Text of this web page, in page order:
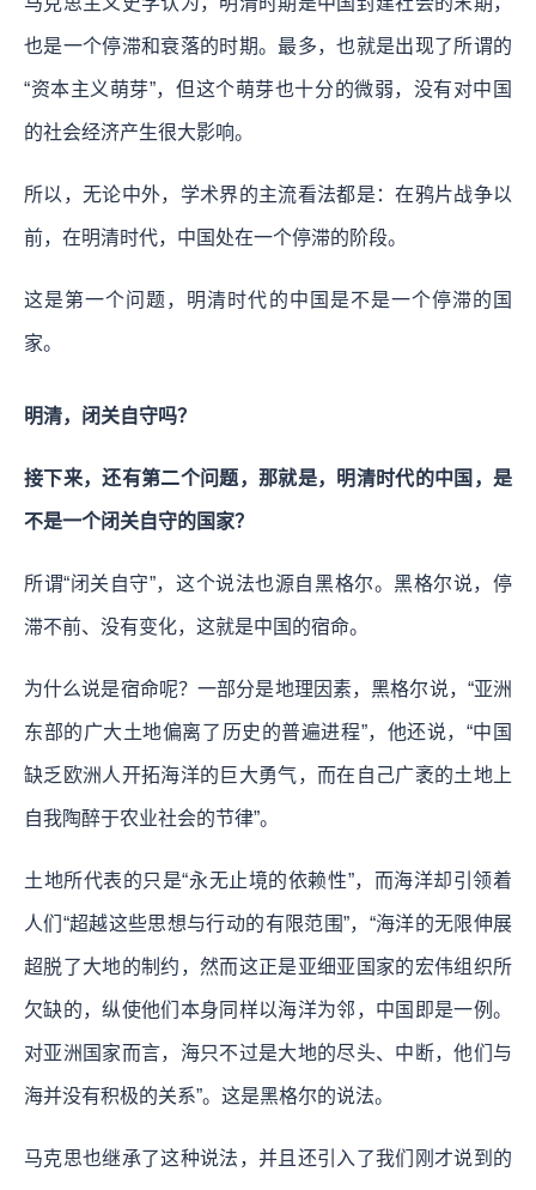
也是一个停滞和衰落的时期。最多，也就是出现了所谓的
“资本主义萌芽”，但这个萌芽也十分的微弱，没有对中国
的社会经济产生很大影响。
所以，无论中外，学术界的主流看法都是：在鸦片战争以
前，在明清时代，中国处在一个停滞的阶段。
这是第一个问题，明清时代的中国是不是一个停滞的国
家。
明清，闭关自守吗？
接下来，还有第二个问题，那就是，明清时代的中国，是
不是一个闭关自守的国家？
所谓“闭关自守”，这个说法也源自黑格尔。黑格尔说，停
滞不前、没有变化，这就是中国的宿命。
为什么说是宿命呢？一部分是地理因素，黑格尔说，“亚洲
东部的广大土地偏离了历史的普遍进程”，他还说，“中国
缺乏欧洲人开拓海洋的巨大勇气，而在自己广袤的土地上
自我陶醉于农业社会的节律”。
土地所代表的只是“永无止境的依赖性”，而海洋却引领着
人们“超越这些思想与行动的有限范围”，“海洋的无限伸展
超脱了大地的制约，然而这正是亚细亚国家的宏伟组织所
欠缺的，纵使他们本身同样以海洋为邻，中国即是一例。
对亚洲国家而言，海只不过是大地的尽头、中断，他们与
海并没有积极的关系”。这是黑格尔的说法。
马克思也继承了这种说法，并且还引入了我们刚才说到的